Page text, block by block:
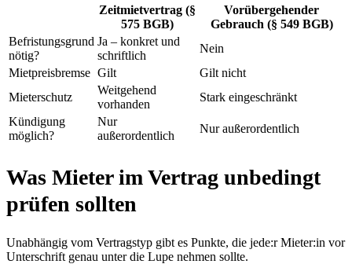
Zeitmietvertrag (§
575 BGB)
Vorübergehender
Gebrauch (§ 549 BGB)
Befristungsgrund
nötig?
Ja – konkret und
schriftlich
Nein
Mietpreisbremse Gilt
Gilt nicht
Mieterschutz
Weitgehend
vorhanden
Stark eingeschränkt
Kündigung
möglich?
Nur
außerordentlich
Nur außerordentlich
Was Mieter im Vertrag unbedingt
prüfen sollten
Unabhängig vom Vertragstyp gibt es Punkte, die jede:r Mieter:in vor
Unterschrift genau unter die Lupe nehmen sollte.